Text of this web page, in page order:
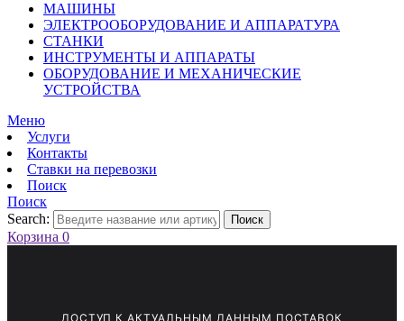
МАШИНЫ
ЭЛЕКТРООБОРУДОВАНИЕ И АППАРАТУРА
СТАНКИ
ИНСТРУМЕНТЫ И АППАРАТЫ
ОБОРУДОВАНИЕ И МЕХАНИЧЕСКИЕ
УСТРОЙСТВА
Меню
Услуги
Контакты
Ставки на перевозки
Поиск
Поиск
Search:
Поиск
Корзина 0
ДОСТУП К АКТУАЛЬНЫМ ДАННЫМ ПОСТАВОК